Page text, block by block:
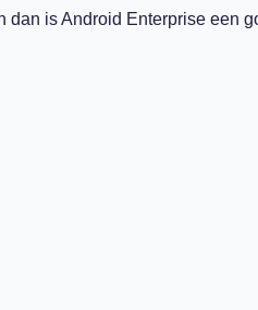
dan is Android Enterprise een